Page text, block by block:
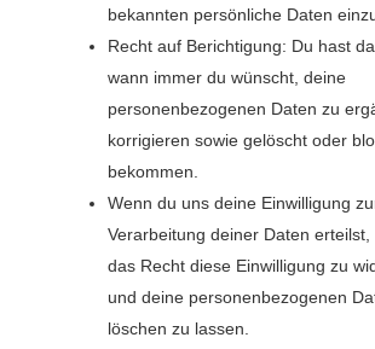
bekannten persönliche Daten
Recht auf Berichtigung: Du hast
wann immer du wünscht, deine
personenbezogenen Daten zu
korrigieren sowie gelöscht oder
bekommen.
Wenn du uns deine Einwilligung
Verarbeitung deiner Daten erteilst,
das Recht diese Einwilligung zu
und deine personenbezogenen
löschen zu lassen.